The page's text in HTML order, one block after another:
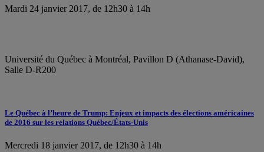
Mardi 24 janvier 2017, de 12h30 à 14h
Université du Québec à Montréal, Pavillon D (Athanase-David),
Salle D-R200
Le Québec à l’heure de Trump: Enjeux et impacts des élections américaines
de 2016 sur les relations Québec/États-Unis
Mercredi 18 janvier 2017, de 12h30 à 14h